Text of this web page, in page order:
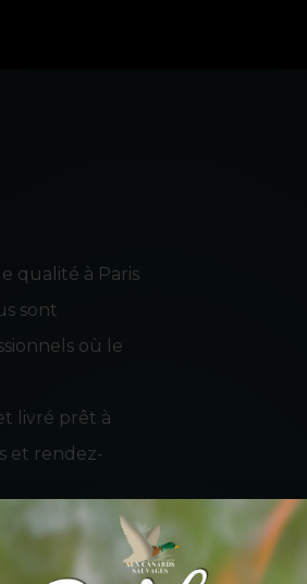
qualité à Paris
sont
où le
livré prêt à
et rendez-